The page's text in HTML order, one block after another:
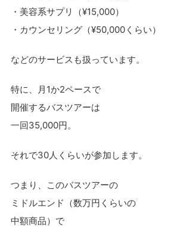
・美容系サプリ（¥15,000）
・カウンセリング（¥50,000くらい）
などのサービスも扱っています。
特に、月1か2ペースで
開催するバスツアーは
一回35,000円。
それで30人くらいが参加します。
つまり、このバスツアーの
ミドルエンド（数万円くらいの
中額商品）で